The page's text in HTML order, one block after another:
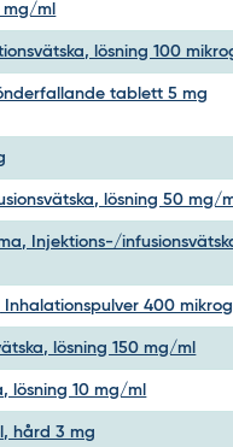
mg/ml
lösning 100
tablett 5 mg
lösning 50 mg/
Injektions-/
400
lösning 150 mg/ml
lösning 10 mg/ml
hård 3 mg